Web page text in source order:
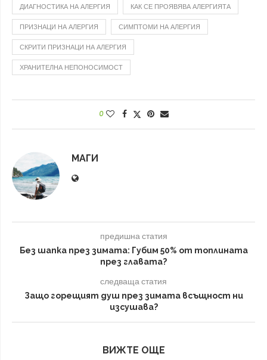
ДИАГНОСТИКА НА АЛЕРГИЯ КАК СЕ ПРОЯВЯВА АЛЕРГИЯТА
ПРИЗНАЦИ НА АЛЕРГИЯ СИМПТОМИ НА АЛЕРГИЯ
СКРИТИ ПРИЗНАЦИ НА АЛЕРГИЯ
ХРАНИТЕЛНА НЕПОНОСИМОСТ
0
МАГИ
предишна статия
Без шапка през зимата: Губим 50% от топлината
през главата?
следваща статия
Защо горещият душ през зимата всъщност ни
изсушава?
ВИЖТЕ ОЩЕ